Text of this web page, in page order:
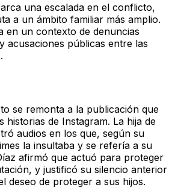
una escalada en el conflicto,
a un ámbito familiar más amplio.
en un contexto de denuncias
acusaciones públicas entre las
se remonta a la publicación que
historias de Instagram. La hija de
audios en los que, según su
la insultaba y se refería a su
afirmó que actuó para proteger
y justificó su silencio anterior
deseo de proteger a sus hijos.